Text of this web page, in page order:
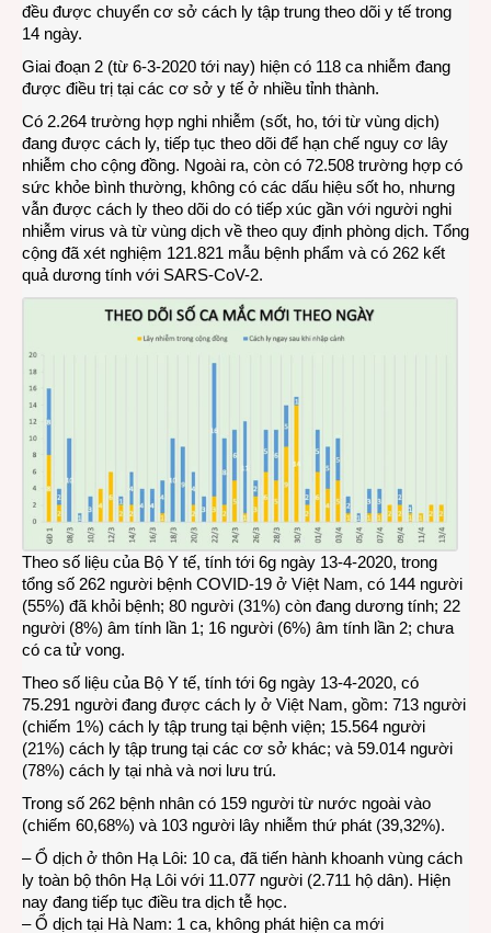
đều được chuyển cơ sở cách ly tập trung theo dõi y tế trong
14 ngày.
Giai đoạn 2 (từ 6-3-2020 tới nay) hiện có 118 ca nhiễm đang
được điều trị tại các cơ sở y tế ở nhiều tỉnh thành.
Có 2.264 trường hợp nghi nhiễm (sốt, ho, tới từ vùng dịch)
đang được cách ly, tiếp tục theo dõi để hạn chế nguy cơ lây
nhiễm cho cộng đồng. Ngoài ra, còn có 72.508 trường hợp có
sức khỏe bình thường, không có các dấu hiệu sốt ho, nhưng
vẫn được cách ly theo dõi do có tiếp xúc gần với người nghi
nhiễm virus và từ vùng dịch về theo quy định phòng dịch. Tổng
cộng đã xét nghiệm 121.821 mẫu bệnh phẩm và có 262 kết
quả dương tính với SARS-CoV-2.
Theo số liệu của Bộ Y tế, tính tới 6g ngày 13-4-2020, trong
tổng số 262 người bệnh COVID-19 ở Việt Nam, có 144 người
(55%) đã khỏi bệnh; 80 người (31%) còn đang dương tính; 22
người (8%) âm tính lần 1; 16 người (6%) âm tính lần 2; chưa
có ca tử vong.
Theo số liệu của Bộ Y tế, tính tới 6g ngày 13-4-2020, có
75.291 người đang được cách ly ở Việt Nam, gồm: 713 người
(chiếm 1%) cách ly tập trung tại bệnh viện; 15.564 người
(21%) cách ly tập trung tại các cơ sở khác; và 59.014 người
(78%) cách ly tại nhà và nơi lưu trú.
Trong số 262 bệnh nhân có 159 người từ nước ngoài vào
(chiếm 60,68%) và 103 người lây nhiễm thứ phát (39,32%).
– Ổ dịch ở thôn Hạ Lôi: 10 ca, đã tiến hành khoanh vùng cách
ly toàn bộ thôn Hạ Lôi với 11.077 người (2.711 hộ dân). Hiện
nay đang tiếp tục điều tra dịch tễ học.
– Ổ dịch tại Hà Nam: 1 ca, không phát hiện ca mới